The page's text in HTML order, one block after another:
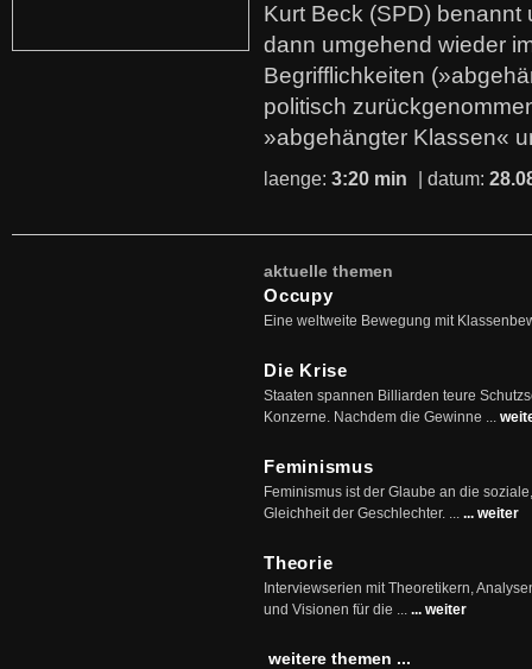
Kurt Beck (SPD)
dann umgehend wieder
Begrifflichkeiten
politisch
»abgehängter Klassen«
laenge: 3:20 min | datum:
aktuelle themen
Occupy
Eine weltweite Bewegung mit
Die Krise
Staaten spannen Billiarden teure
Konzerne. Nachdem die Gewinne ...
Feminismus
Feminismus ist der Glaube an die
Gleichheit der Geschlechter. ... ... weiter
Theorie
Interviewserien mit Theoretikern,
und Visionen für die ... ... weiter
weitere themen ...